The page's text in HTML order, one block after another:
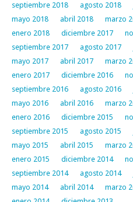
septiembre 2018
agosto 2018
mayo 2018
abril 2018 marzo
enero 2018
diciembre 2017
septiembre 2017
agosto 2017
mayo 2017
abril 2017 marzo
enero 2017
diciembre 2016
septiembre 2016
agosto 2016
mayo 2016
abril 2016 marzo
enero 2016
diciembre 2015
septiembre 2015
agosto 2015
mayo 2015
abril 2015 marzo
enero 2015
diciembre 2014
septiembre 2014
agosto 2014
mayo 2014
abril 2014 marzo